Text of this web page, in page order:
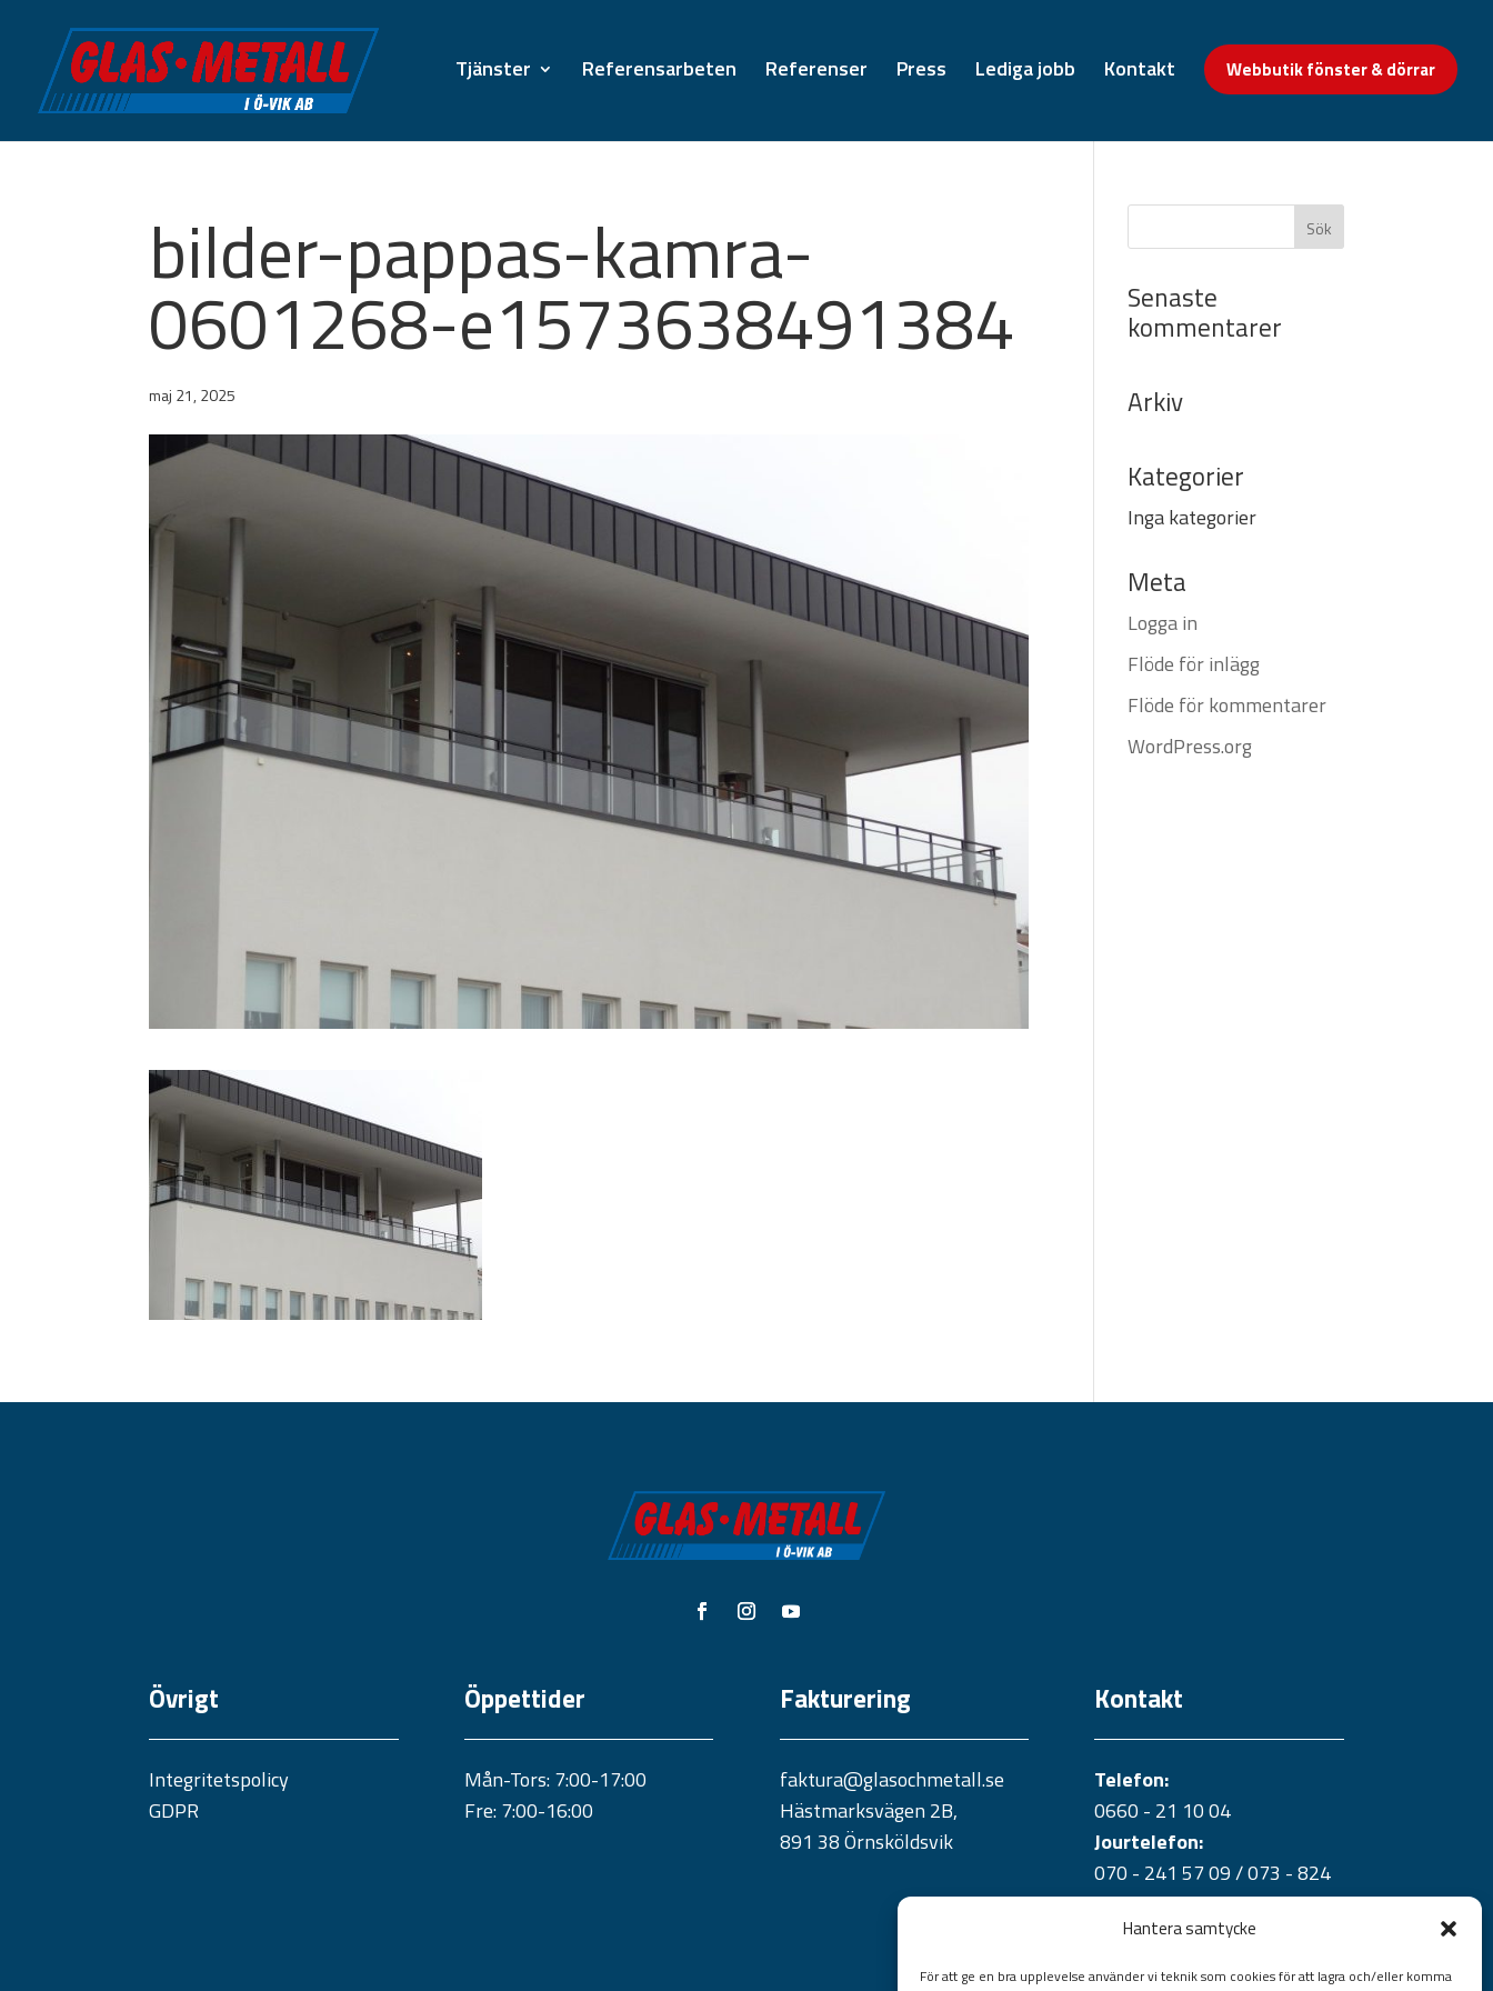
Hantera samtycke
För att ge en bra upplevelse använder vi teknik som cookies för att lagra och/eller komma
Tjänster Referensarbeten Referenser Press Lediga jobb Kontakt Webbutik fönster & dörrar
bilder-pappas-kamra-
0601268-e1573638491384
maj 21, 2025
Senaste
kommentarer
Arkiv
Kategorier
Inga kategorier
Meta
Logga in
Flöde för inlägg
Flöde för kommentarer
WordPress.org
Övrigt
Integritetspolicy
GDPR
Öppettider
Mån-Tors: 7:00-17:00
Fre: 7:00-16:00
Fakturering
faktura@glasochmetall.se
Hästmarksvägen 2B,
891 38 Örnsköldsvik
Kontakt
Telefon:
0660 - 21 10 04
Jourtelefon:
070 - 241 57 09 /073 - 824
36 40
Jourtelefon portar:
070-528 13 27